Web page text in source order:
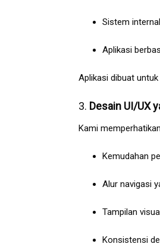
Sistem
Aplikasi
Aplikasi dibuat
3. Desain UI/UX
Kami
Kemudahan
Alur navigasi
Tampilan
Konsistensi